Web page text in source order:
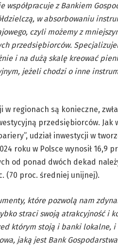
z Bankiem
w absorbowaniu
czyli możemy z
przedsiębiorców.
i na dużą skalę kreować
jeżeli chodzi o inne
regionach są konieczne,
przedsiębiorców. Jak
udział inwestycji w
roku w Polsce wynosił 16,9
od ponad dwóch dekad
(70 proc. średniej unijnej).
które pozwolą nam
straci swoją atrakcyjność i
którym stoją i banki lokalne,
jaką jest Bank Gospodarstwa